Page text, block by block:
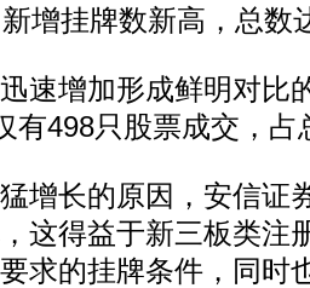
增挂牌数新高，总数
增加形成鲜明对比
有498只股票成交，占
长的原因，安信证
这得益于新三板类注
求的挂牌条件，同时